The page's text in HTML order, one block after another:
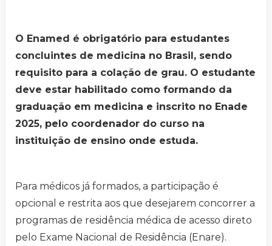
O Enamed é obrigatório para estudantes
concluintes de medicina no Brasil, sendo
requisito para a colação de grau. O estudante
deve estar habilitado como formando da
graduação em medicina e inscrito no Enade
2025, pelo coordenador do curso na
instituição de ensino onde estuda.
Para médicos já formados, a participação é
opcional e restrita aos que desejarem concorrer a
programas de residência médica de acesso direto
pelo Exame Nacional de Residência (Enare).